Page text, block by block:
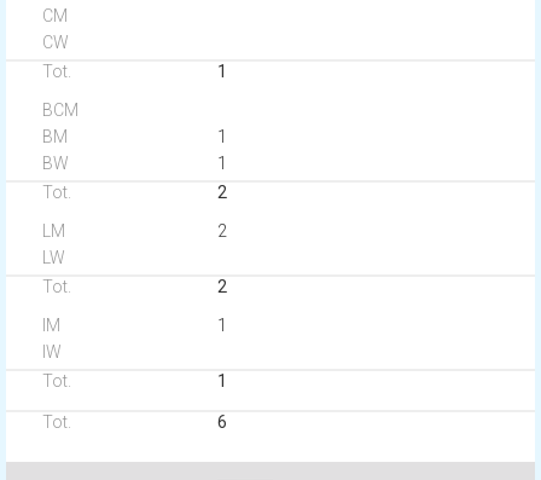
1
1
1
2
2
2
1
1
6